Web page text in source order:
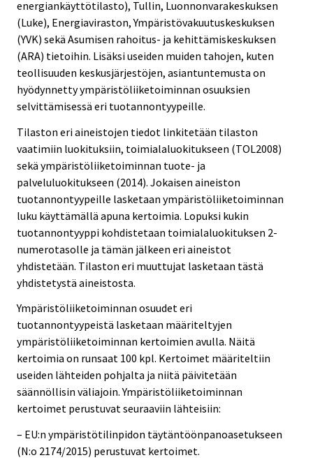
energiankäyttötilasto), Tullin, Luonnonvarakeskuksen
(Luke), Energiaviraston, Ympäristövakuutuskeskuksen
(YVK) sekä Asumisen rahoitus- ja kehittämiskeskuksen
(ARA) tietoihin. Lisäksi useiden muiden tahojen, kuten
teollisuuden keskusjärjestöjen, asiantuntemusta on
hyödynnetty ympäristöliiketoiminnan osuuksien
selvittämisessä eri tuotannontyypeille.
Tilaston eri aineistojen tiedot linkitetään tilaston
vaatimiin luokituksiin, toimialaluokitukseen (TOL2008)
sekä ympäristöliiketoiminnan tuote- ja
palveluluokitukseen (2014). Jokaisen aineiston
tuotannontyypeille lasketaan ympäristöliiketoiminnan
luku käyttämällä apuna kertoimia. Lopuksi kukin
tuotannontyyppi kohdistetaan toimialaluokituksen 2-
numerotasolle ja tämän jälkeen eri aineistot
yhdistetään. Tilaston eri muuttujat lasketaan tästä
yhdistetystä aineistosta.
Ympäristöliiketoiminnan osuudet eri
tuotannontyypeistä lasketaan määriteltyjen
ympäristöliiketoiminnan kertoimien avulla. Näitä
kertoimia on runsaat 100 kpl. Kertoimet määriteltiin
useiden lähteiden pohjalta ja niitä päivitetään
säännöllisin väliajoin. Ympäristöliiketoiminnan
kertoimet perustuvat seuraaviin lähteisiin:
– EU:n ympäristötilinpidon täytäntöönpanoasetukseen
(N:o 2174/2015) perustuvat kertoimet.